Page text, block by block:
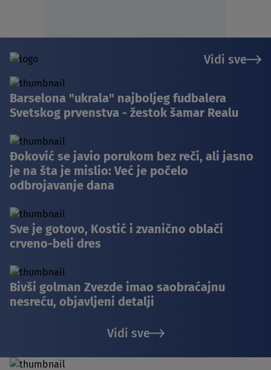
Vidi sve
Barselona "ukrala" najboljeg fudbalera
Svetskog prvenstva - žestok šamar Realu
Đoković se javio porukom bez reči, ali jasno
je na šta je mislio: Već je počelo
odbrojavanje dana
Sve je gotovo, Kostić i zvanično oblači
crveno-beli dres
Bivši golman Zvezde imao saobraćajnu
nesreću, objavljeni detalji
Vidi sve